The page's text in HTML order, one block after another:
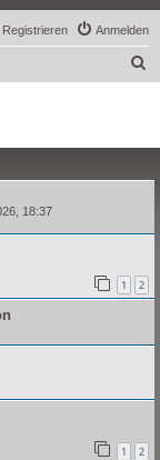
Anmelden
Registrieren
18:37
1 2
1 2